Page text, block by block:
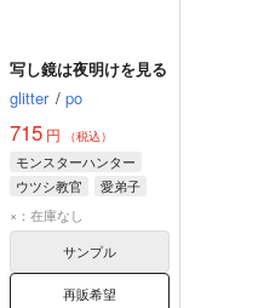
写し鏡は夜明けを見る
glitter / po
715 円 （税込）
モンスターハンター
ウツシ教官
愛弟子
×：在庫なし
サンプル
再販希望